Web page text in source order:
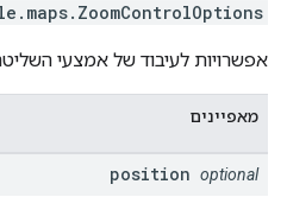
. ZoomControlOptions
אפשרויות לעיבוד של אמצעי
מאפיינים
position optional